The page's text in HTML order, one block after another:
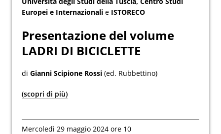
Europei e Internazionali e ISTORECO
Presentazione del volume
LADRI DI BICICLETTE
di Gianni Scipione Rossi (ed. Rubbettino)
(scopri di più)
Mercoledì 29 maggio 2024 ore 10